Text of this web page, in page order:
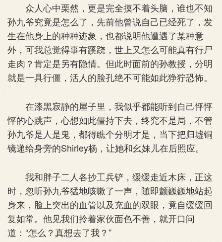
众人心中栗然，更是完全摸不着头脑，谁也不知
孙九爷究竟是怎么了，先前他曾说自己已经死了，发
生在他身上的种种迹象，也都说明他遭遇了某种意
外，可我总觉得事有蹊跷，世上又怎么可能真有行尸
走肉？肯定是另有隐情。但此时面前的孙教授，分明
就是一具行僵，活人的脸孔绝不可能如此狰狞恐怖。
在漆黑寂静的屋子里，我似乎都能听到自己怦怦
怦的心跳声，心想如此僵持下去，终究不是局，不管
孙九爷是人是鬼，都得瞧个分明才是，当下把归墟铜
镜递给身旁的Shirley杨，让她和幺妹儿在后照应。
我和胖子二人各抄工兵铲，缓缓走近木床，正这
时，忽听孙九爷猛地咳嗽了一声，随即颤巍巍地站起
身来，脸上突出的血管以及充血的双眼，竟自缓缓回
复如常。他见我们拎着家伙面色不善，就开口问
道：“怎么？真想去了我？”